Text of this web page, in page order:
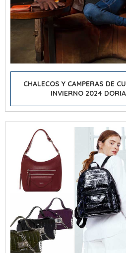
CHALECOS Y CAMPERAS DE
INVIERNO 2024